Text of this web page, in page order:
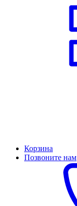
Корзина
Позвоните нам